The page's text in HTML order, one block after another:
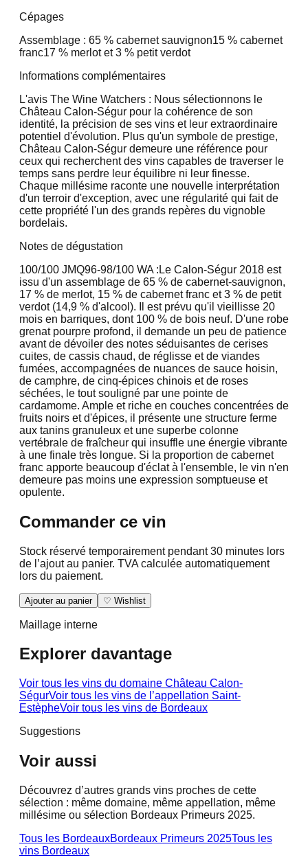
Cépages
Assemblage : 65 % cabernet sauvignon15 % cabernet
franc17 % merlot et 3 % petit verdot
Informations complémentaires
L'avis The Wine Watchers : Nous sélectionnons le
Château Calon-Ségur pour la cohérence de son
identité, la précision de ses vins et leur extraordinaire
potentiel d'évolution. Plus qu'un symbole de prestige,
Château Calon-Ségur demeure une référence pour
ceux qui recherchent des vins capables de traverser le
temps sans perdre leur équilibre ni leur finesse.
Chaque millésime raconte une nouvelle interprétation
d'un terroir d'exception, avec une régularité qui fait de
cette propriété l'un des grands repères du vignoble
bordelais.
Notes de dégustation
100/100 JMQ96-98/100 WA : Le Calon-Ségur 2018 est
issu d'un assemblage de 65 % de cabernet-sauvignon,
17 % de merlot, 15 % de cabernet franc et 3 % de petit
verdot (14,9 % d'alcool). Il est prévu qu'il vieillisse 20
mois en barriques, dont 100 % de bois neuf. D'une robe
grenat pourpre profond, il demande un peu de patience
avant de dévoiler des notes séduisantes de cerises
cuites, de cassis chaud, de réglisse et de viandes
fumées, accompagnées de nuances de sauce hoisin,
de camphre, de cinq-épices chinois et de roses
séchées, le tout souligné par une pointe de
cardamome. Ample et riche en couches concentrées de
fruits noirs et d'épices, il présente une structure ferme
aux tanins granuleux et une superbe colonne
vertébrale de fraîcheur qui insuffle une énergie vibrante
à une finale très longue. Si la proportion de cabernet
franc apporte beaucoup d'éclat à l'ensemble, le vin n'en
demeure pas moins une expression somptueuse et
opulente.
Commander ce vin
Stock réservé temporairement pendant 30 minutes lors
de l’ajout au panier. TVA calculée automatiquement
lors du paiement.
Ajouter au panier ♡ Wishlist
Maillage interne
Explorer davantage
Voir tous les vins du domaine Château Calon-
SégurVoir tous les vins de l’appellation Saint-
EstèpheVoir tous les vins de Bordeaux
Suggestions
Voir aussi
Découvrez d’autres grands vins proches de cette
sélection : même domaine, même appellation, même
millésime ou sélection Bordeaux Primeurs 2025.
Tous les BordeauxBordeaux Primeurs 2025Tous les
vins Bordeaux